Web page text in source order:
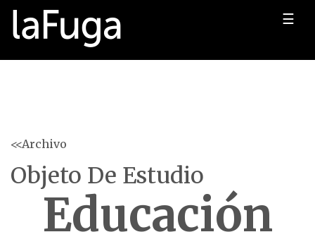
☰
<<Archivo
Objeto De Estudio
Educación